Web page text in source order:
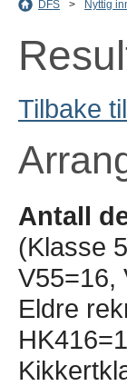
DFS > Nyttig
Tilbake
Antall
(Klasse
V55=16,
Eldre